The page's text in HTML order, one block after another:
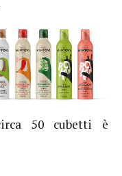
50 cubetti è